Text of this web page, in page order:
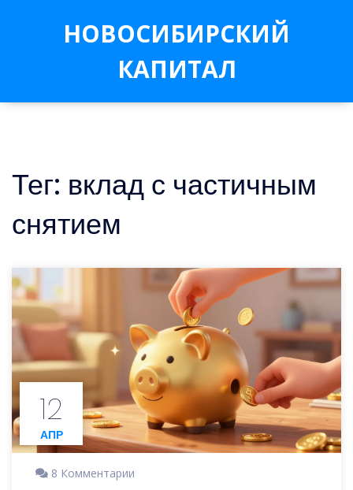
НОВОСИБИРСКИЙ
КАПИТАЛ
Тег: вклад с частичным
снятием
12
АПР
8 Комментарии